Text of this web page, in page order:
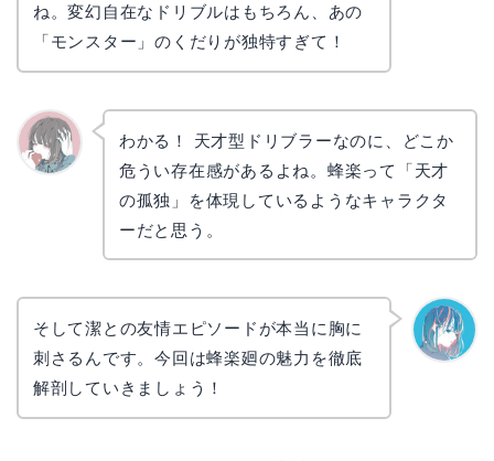
ね。変幻自在なドリブルはもちろん、あの
「モンスター」のくだりが独特すぎて！
わかる！ 天才型ドリブラーなのに、どこか
危うい存在感があるよね。蜂楽って「天才
の孤独」を体現しているようなキャラクタ
ーだと思う。
そして潔との友情エピソードが本当に胸に
刺さるんです。今回は蜂楽廻の魅力を徹底
解剖していきましょう！